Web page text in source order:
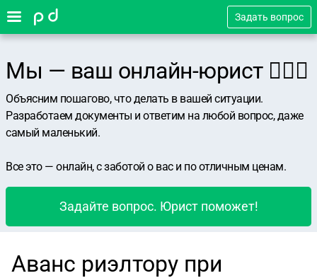
Задать вопрос
Мы — ваш онлайн-юрист 👨🏻‍⚖️
Объясним пошагово, что делать в вашей ситуации.
Разработаем документы и ответим на любой вопрос, даже
самый маленький.
Все это — онлайн, с заботой о вас и по отличным ценам.
Задайте вопрос. Юрист поможет!
Аванс риэлтору при